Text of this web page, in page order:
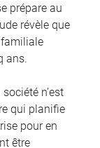
prépare au
révèle que
familiale
ans.
n’est
qui planifie
pour en
être